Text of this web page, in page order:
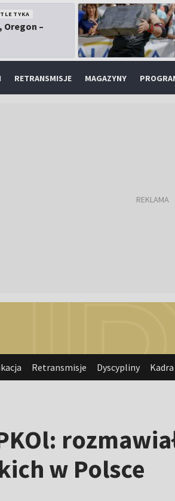
Oregon –
RETRANSMISJE MAGAZYNY
Retransmisje Dyscypliny Kadra
w Polsce